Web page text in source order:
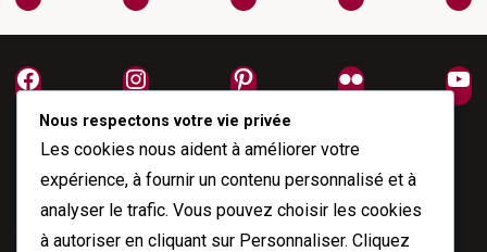
FacebookInstagramPinterest Flickr
À propos
Nous respectons votre vie privée
Les cookies nous aident à améliorer votre
expérience, à fournir un contenu personnalisé et à
analyser le trafic. Vous pouvez choisir les cookies
à autoriser en cliquant sur Personnaliser. Cliquez